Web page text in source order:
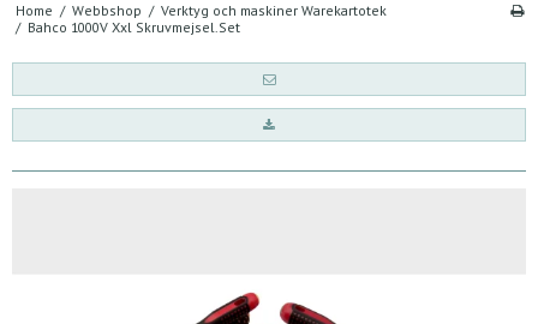
Home / Webbshop / Verktyg och maskiner Warekartotek
/ Bahco 1000V Xxl Skruvmejsel.Set